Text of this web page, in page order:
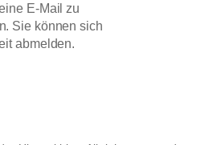
E-Mail zu
Sie können sich
abmelden.